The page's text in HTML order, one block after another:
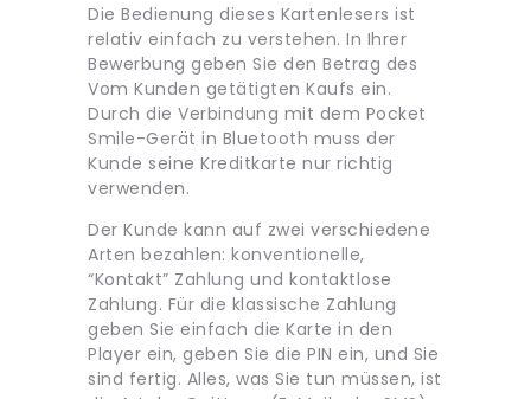
Die Bedienung dieses Kartenlesers ist
relativ einfach zu verstehen. In Ihrer
Bewerbung geben Sie den Betrag des
Vom Kunden getätigten Kaufs ein.
Durch die Verbindung mit dem Pocket
Smile-Gerät in Bluetooth muss der
Kunde seine Kreditkarte nur richtig
verwenden.
Der Kunde kann auf zwei verschiedene
Arten bezahlen: konventionelle,
“Kontakt” Zahlung und kontaktlose
Zahlung. Für die klassische Zahlung
geben Sie einfach die Karte in den
Player ein, geben Sie die PIN ein, und Sie
sind fertig. Alles, was Sie tun müssen, ist